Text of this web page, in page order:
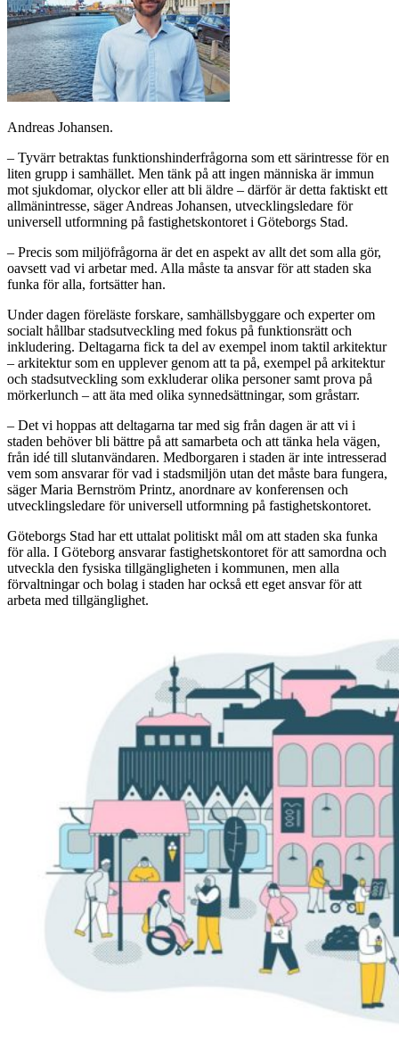
Andreas Johansen.
– Tyvärr betraktas funktionshinderfrågorna som ett särintresse för en
liten grupp i samhället. Men tänk på att ingen människa är immun
mot sjukdomar, olyckor eller att bli äldre – därför är detta faktiskt ett
allmänintresse, säger Andreas Johansen, utvecklingsledare för
universell utformning på fastighetskontoret i Göteborgs Stad.
– Precis som miljöfrågorna är det en aspekt av allt det som alla gör,
oavsett vad vi arbetar med. Alla måste ta ansvar för att staden ska
funka för alla, fortsätter han.
Under dagen föreläste forskare, samhällsbyggare och experter om
socialt hållbar stadsutveckling med fokus på funktionsrätt och
inkludering. Deltagarna fick ta del av exempel inom taktil arkitektur
– arkitektur som en upplever genom att ta på, exempel på arkitektur
och stadsutveckling som exkluderar olika personer samt prova på
mörkerlunch – att äta med olika synnedsättningar, som gråstarr.
– Det vi hoppas att deltagarna tar med sig från dagen är att vi i
staden behöver bli bättre på att samarbeta och att tänka hela vägen,
från idé till slutanvändaren. Medborgaren i staden är inte intresserad
vem som ansvarar för vad i stadsmiljön utan det måste bara fungera,
säger Maria Bernström Printz, anordnare av konferensen och
utvecklingsledare för universell utformning på fastighetskontoret.
Göteborgs Stad har ett uttalat politiskt mål om att staden ska funka
för alla. I Göteborg ansvarar fastighetskontoret för att samordna och
utveckla den fysiska tillgängligheten i kommunen, men alla
förvaltningar och bolag i staden har också ett eget ansvar för att
arbeta med tillgänglighet.